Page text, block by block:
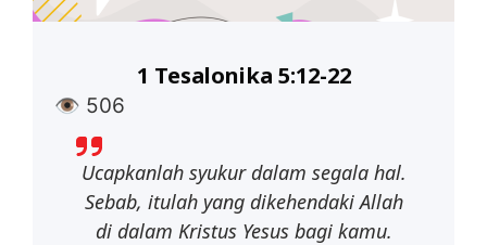
👁 506
1 Tesalonika 5:12-22
Ucapkanlah syukur dalam segala hal.
Sebab, itulah yang dikehendaki Allah
di dalam Kristus Yesus bagi kamu.